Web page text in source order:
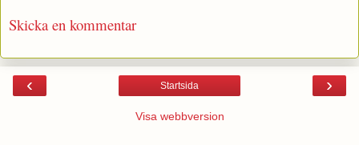
Skicka en kommentar
‹ ›
Startsida
Visa webbversion